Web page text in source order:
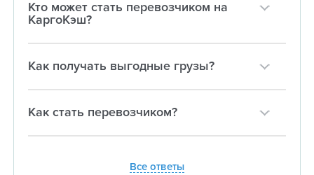
Кто может стать перевозчиком на
КаргоКэш?
Как получать выгодные грузы?
Как стать перевозчиком?
Все ответы